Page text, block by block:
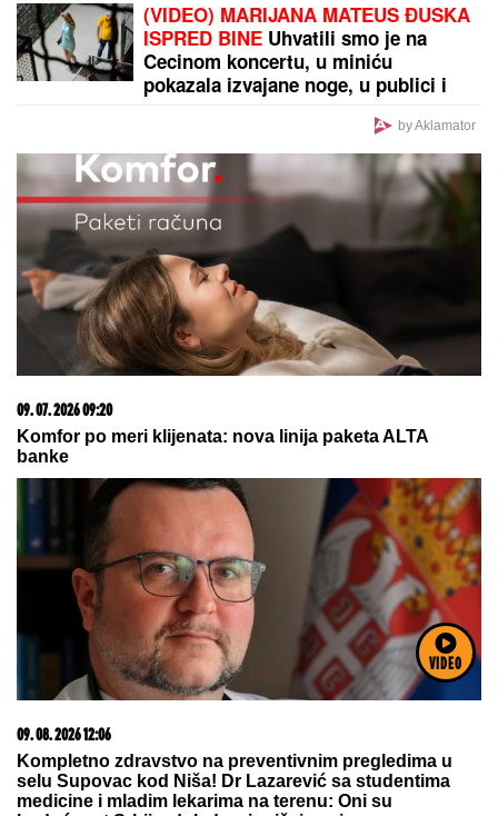
VIDEO
(VIDEO) MARIJANA MATEUS ĐUSKA
ISPRED BINE Uhvatili smo je na
Cecinom koncertu, u miniću
pokazala izvajane noge, u publici i
by Aklamator
09. 07. 2026 09:20
Komfor po meri klijenata: nova linija paketa ALTA
banke
09. 08. 2026 12:06
Kompletno zdravstvo na preventivnim pregledima u
selu Supovac kod Niša! Dr Lazarević sa studentima
medicine i mladim lekarima na terenu: Oni su